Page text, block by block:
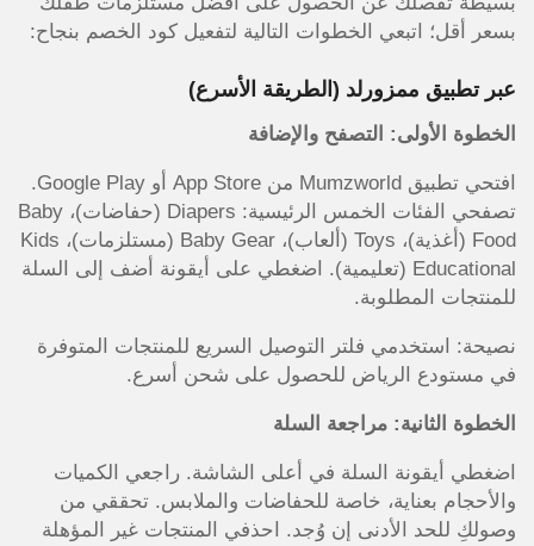
بسعر أقل؛ اتبعي الخطوات التالية لتفعيل كود الخصم بنجاح:
عبر تطبيق ممزورلد (الطريقة الأسرع)
الخطوة الأولى: التصفح والإضافة
افتحي تطبيق Mumzworld من App Store أو Google Play.
تصفحي الفئات الخمس الرئيسية: Diapers (حفاضات)، Baby
Food (أغذية)، Toys (ألعاب)، Baby Gear (مستلزمات)، Kids
Educational (تعليمية). اضغطي على أيقونة أضف إلى السلة
للمنتجات المطلوبة.
نصيحة: استخدمي فلتر التوصيل السريع للمنتجات المتوفرة
في مستودع الرياض للحصول على شحن أسرع.
الخطوة الثانية: مراجعة السلة
اضغطي أيقونة السلة في أعلى الشاشة. راجعي الكميات
والأحجام بعناية، خاصة للحفاضات والملابس. تحققي من
وصولكِ للحد الأدنى إن وُجد. احذفي المنتجات غير المؤهلة